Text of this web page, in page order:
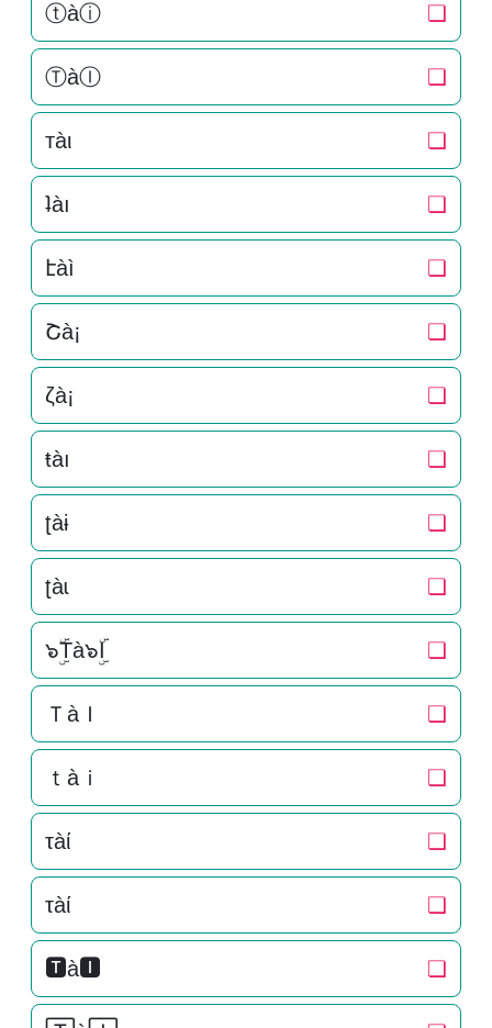
ⓣàⓘ ❏
ⓉàⒾ ❏
тàι ❏
ʇàı ❏
էàì ❏
Շà¡ ❏
ζà¡ ❏
ŧàı ❏
ʈàɨ ❏
ʈàɩ ❏
๖ۣۜTà๖ۣۜI ❏
ＴàＩ ❏
ｔàｉ ❏
τàί ❏
τàί ❏
🆃à🅸 ❏